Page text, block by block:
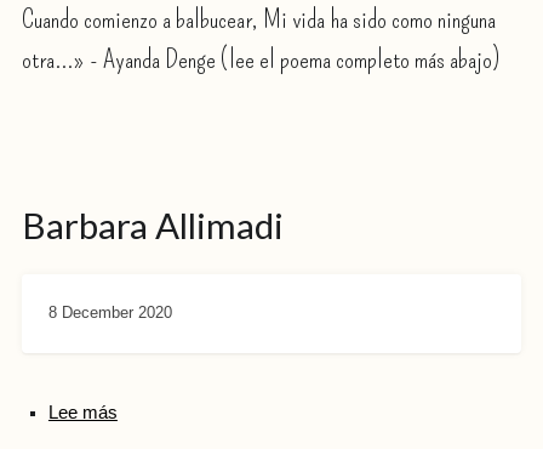
Cuando comienzo a balbucear, Mi vida ha sido como ninguna
otra...» - Ayanda Denge (lee el poema completo más abajo)
Barbara Allimadi
8 December 2020
Lee más